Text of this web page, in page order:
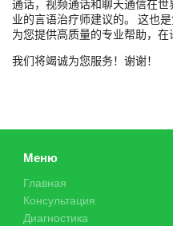
通话，视频通话和聊天通信在
业的言语治疗师建议的。 这也
为您提供高质量的专业帮助，在
我们将竭诚为您服务！谢谢！
Меню
Главная
Консультация
Диагностика